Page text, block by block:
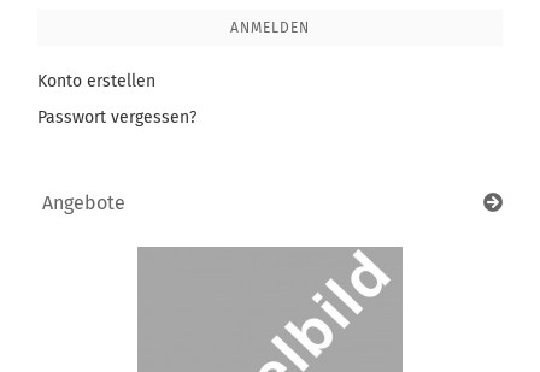
ANMELDEN
Konto erstellen
Passwort vergessen?
Angebote